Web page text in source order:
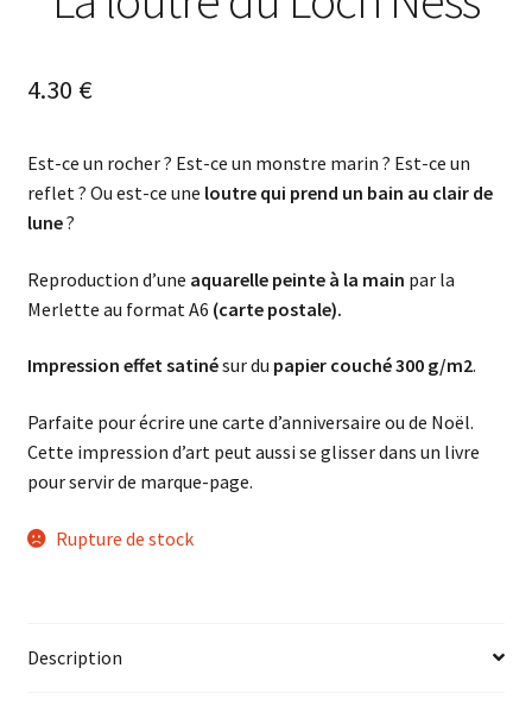
4.30 €
Est-ce un rocher ? Est-ce un monstre marin ? Est-ce un
reflet ? Ou est-ce une loutre qui prend un bain au clair de
lune?
Reproduction d’une aquarelle peinte à la main par la
Merlette au format A6 (carte postale).
Impression effet satinésur du papier couché 300 g/m2.
Parfaite pour écrire une carte d’anniversaire ou de Noël.
Cette impression d’art peut aussi se glisser dans un livre
pour servir de marque-page.
Rupture de stock
Description